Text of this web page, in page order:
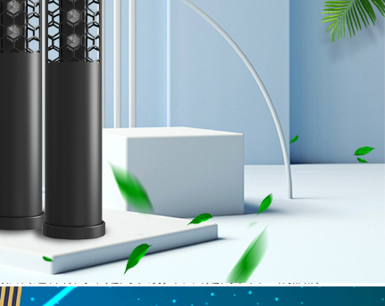
当前位置：金尊国际-金尊国际jz >负离子与失眠、神经衰弱
？”尤其是在当今高压时代，精神障碍多的人群，
，每个失眠患者都可以摆脱失眠的痛苦。那么，
一定要自尊在爱，重视身心健康，注意个人仪表
调这样做可不是为了别人，而是为了自己的眼前